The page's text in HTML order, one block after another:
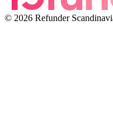
© 2026 Refunder